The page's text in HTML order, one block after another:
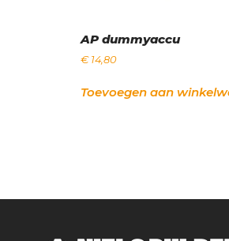
AP dummyaccu
€14,80
Toevoegen aan